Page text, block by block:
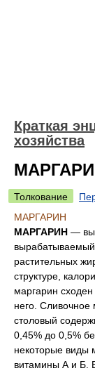
Краткая
хозяйства
Толкование
МАРГАРИН
МАРГАРИН —
растительных
структуре,
маргарин
него.
столовый
0,45% до 0,5%
некоторые виды
витамины А и Б.